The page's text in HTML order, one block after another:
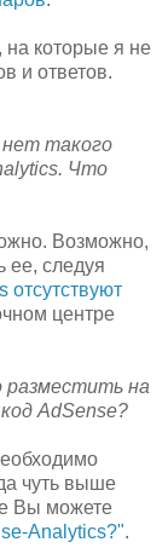
которые я не
и ответов.
нет такого
Что
Возможно,
ее, следуя
отсутствуют
центре
разместить на
AdSense?
чуть выше
Вы можете
Analytics?".